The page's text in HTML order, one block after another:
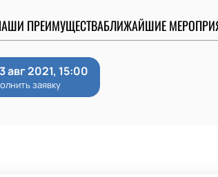
ПРЕИМУЩЕСТВАБЛИЖАЙШИЕ